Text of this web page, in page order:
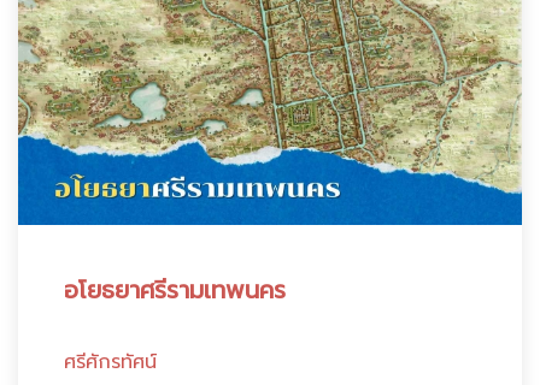
อโยธยาศรีรามเทพนคร
ศรีศักรทัศน์